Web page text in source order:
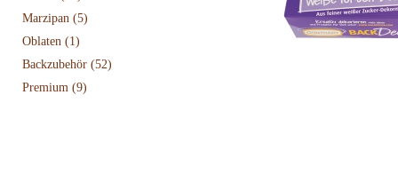
Marzipan (5)
Oblaten (1)
Backzubehör (52)
Premium (9)